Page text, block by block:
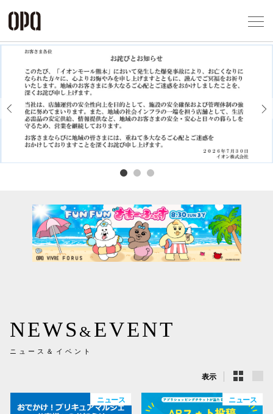
Previous
NEWS & EVENT
ニュース＆イベント
表示
ニュース ニュース
企業情報
お問い合わせ
プライバシ
ソーシャル